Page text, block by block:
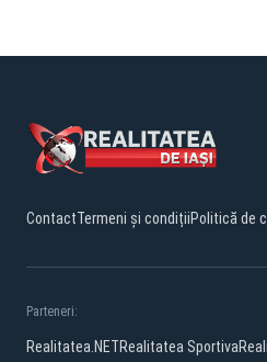
ContactTermeni și condițiiPolitică de
Parteneri:
Realitatea.NETRealitatea Sportiva